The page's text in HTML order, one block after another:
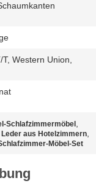
Western Union,
Schlafzimmermöbel
aus Hotelzimmern
Möbel-Set